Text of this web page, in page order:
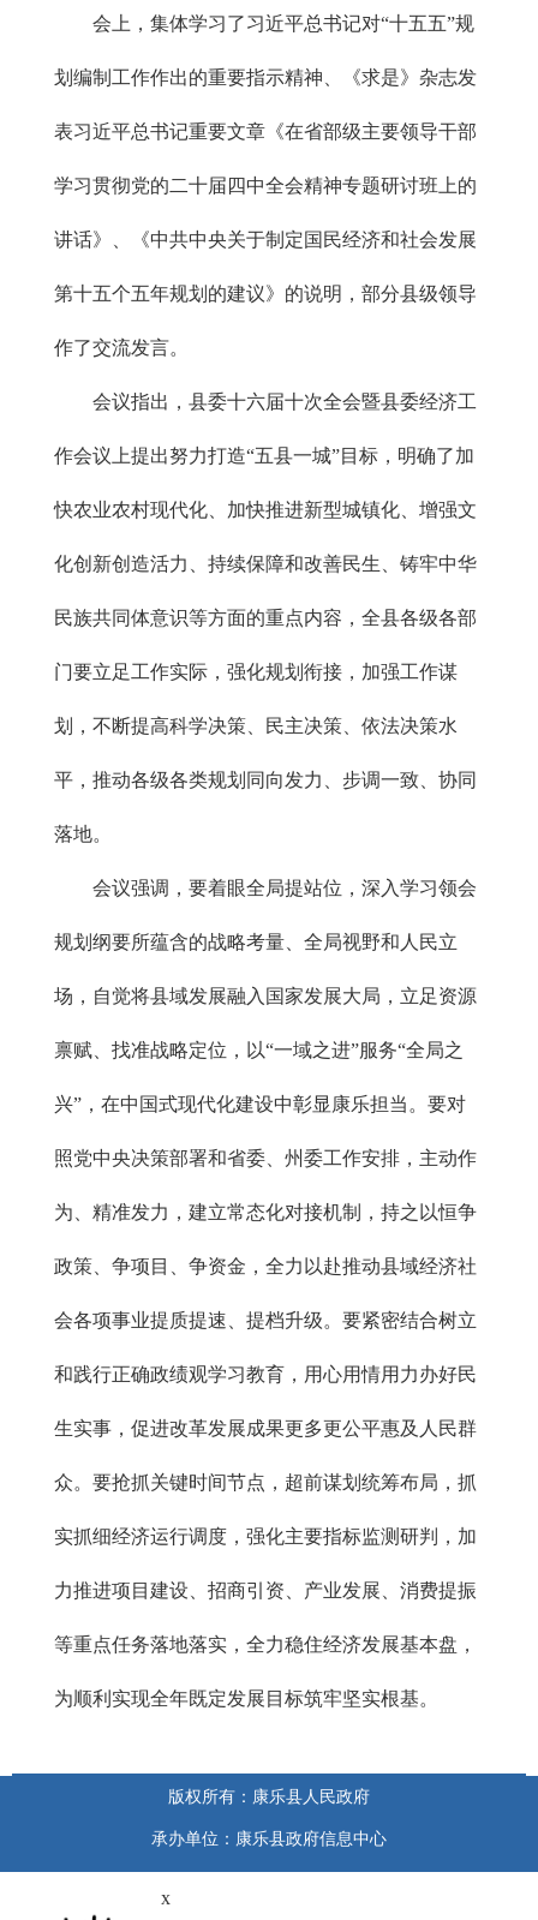
会上，集体学习了习近平总书记对“十五五”规
划编制工作作出的重要指示精神、《求是》杂志发
表习近平总书记重要文章《在省部级主要领导干部
学习贯彻党的二十届四中全会精神专题研讨班上的
讲话》、《中共中央关于制定国民经济和社会发展
第十五个五年规划的建议》的说明，部分县级领导
作了交流发言。
会议指出，县委十六届十次全会暨县委经济工
作会议上提出努力打造“五县一城”目标，明确了加
快农业农村现代化、加快推进新型城镇化、增强文
化创新创造活力、持续保障和改善民生、铸牢中华
民族共同体意识等方面的重点内容，全县各级各部
门要立足工作实际，强化规划衔接，加强工作谋
划，不断提高科学决策、民主决策、依法决策水
平，推动各级各类规划同向发力、步调一致、协同
落地。
会议强调，要着眼全局提站位，深入学习领会
规划纲要所蕴含的战略考量、全局视野和人民立
场，自觉将县域发展融入国家发展大局，立足资源
禀赋、找准战略定位，以“一域之进”服务“全局之
兴”，在中国式现代化建设中彰显康乐担当。要对
照党中央决策部署和省委、州委工作安排，主动作
为、精准发力，建立常态化对接机制，持之以恒争
政策、争项目、争资金，全力以赴推动县域经济社
会各项事业提质提速、提档升级。要紧密结合树立
和践行正确政绩观学习教育，用心用情用力办好民
生实事，促进改革发展成果更多更公平惠及人民群
众。要抢抓关键时间节点，超前谋划统筹布局，抓
实抓细经济运行调度，强化主要指标监测研判，加
力推进项目建设、招商引资、产业发展、消费提振
等重点任务落地落实，全力稳住经济发展基本盘，
为顺利实现全年既定发展目标筑牢坚实根基。
版权所有：康乐县人民政府
承办单位：康乐县政府信息中心
x